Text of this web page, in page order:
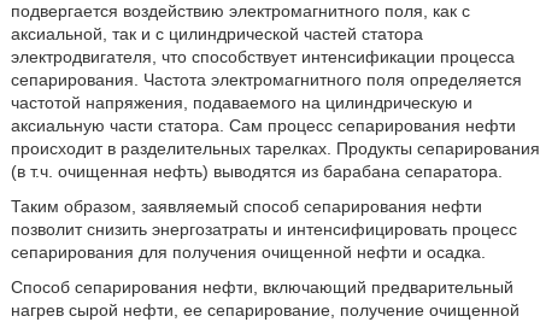
подвергается воздействию электромагнитного поля, как с
аксиальной, так и с цилиндрической частей статора
электродвигателя, что способствует интенсификации процесса
сепарирования. Частота электромагнитного поля определяется
частотой напряжения, подаваемого на цилиндрическую и
аксиальную части статора. Сам процесс сепарирования нефти
происходит в разделительных тарелках. Продукты сепарирования
(в т.ч. очищенная нефть) выводятся из барабана сепаратора.
Таким образом, заявляемый способ сепарирования нефти
позволит снизить энергозатраты и интенсифицировать процесс
сепарирования для получения очищенной нефти и осадка.
Способ сепарирования нефти, включающий предварительный
нагрев сырой нефти, ее сепарирование, получение очищенной